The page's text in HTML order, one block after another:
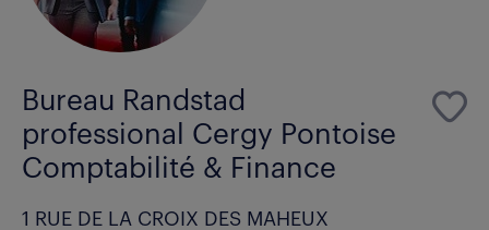
Bureau Randstad
professional Cergy Pontoise
Comptabilité & Finance
1 RUE DE LA CROIX DES MAHEUX